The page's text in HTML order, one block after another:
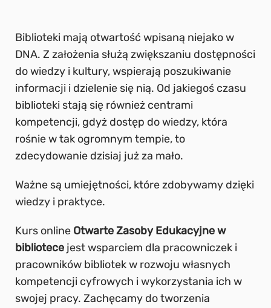
Biblioteki mają otwartość wpisaną niejako w
DNA. Z założenia służą zwiększaniu dostępności
do wiedzy i kultury, wspierają poszukiwanie
informacji i dzielenie się nią. Od jakiegoś czasu
biblioteki stają się również centrami
kompetencji, gdyż dostęp do wiedzy, która
rośnie w tak ogromnym tempie, to
zdecydowanie dzisiaj już za mało.
Ważne są umiejętności, które zdobywamy dzięki
wiedzy i praktyce.
Kurs online Otwarte Zasoby Edukacyjne w
bibliotece jest wsparciem dla pracowniczek i
pracowników bibliotek w rozwoju własnych
kompetencji cyfrowych i wykorzystania ich w
swojej pracy. Zachęcamy do tworzenia